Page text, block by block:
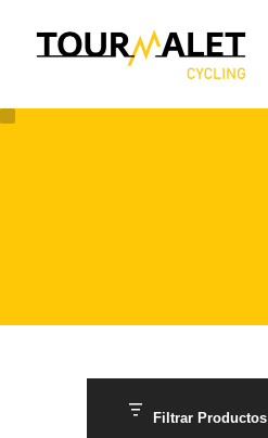
Filtrar Productos